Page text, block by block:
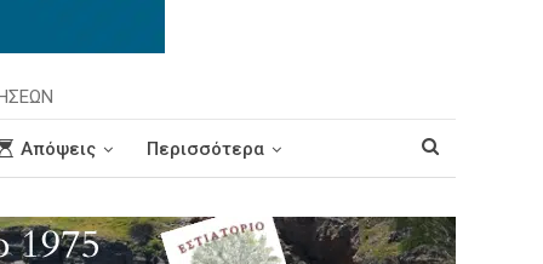
Απόψεις Περισσότερα